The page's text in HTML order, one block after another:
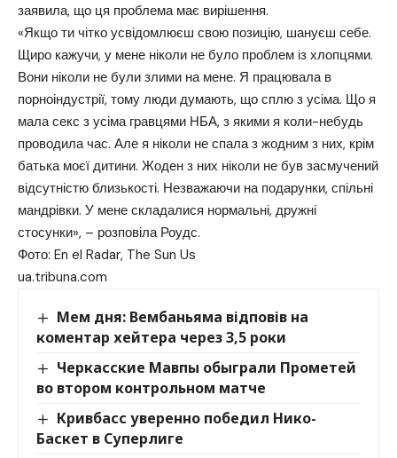
заявила, що ця проблема має вирішення.
«Якщо ти чітко усвідомлюєш свою позицію, шануєш себе.
Щиро кажучи, у мене ніколи не було проблем із хлопцями.
Вони ніколи не були злими на мене. Я працювала в
порноіндустрії, тому люди думають, що сплю з усіма. Що я
мала секс з усіма гравцями НБА, з якими я коли-небудь
проводила час. Але я ніколи не спала з жодним з них, крім
батька моєї дитини. Жоден з них ніколи не був засмучений
відсутністю близькості. Незважаючи на подарунки, спільні
мандрівки. У мене складалися нормальні, дружні
стосунки», – розповіла Роудс.
Фото: En el Radar, The Sun Us
ua.tribuna.com
Мем дня: Вембаньяма відповів на
коментар хейтера через 3,5 роки
Черкасские Мавпы обыграли Прометей
во втором контрольном матче
Кривбасс уверенно победил Нико-
Баскет в Суперлиге